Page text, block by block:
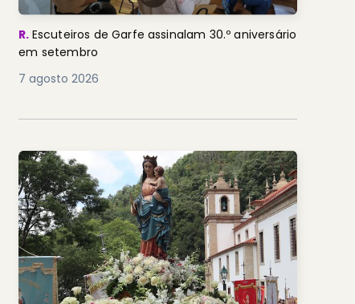
R. Escuteiros de Garfe assinalam 30.º aniversário
em setembro
7 agosto 2026